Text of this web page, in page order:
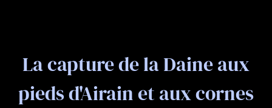
La capture de la Daine aux
pieds d'Airain et aux cornes